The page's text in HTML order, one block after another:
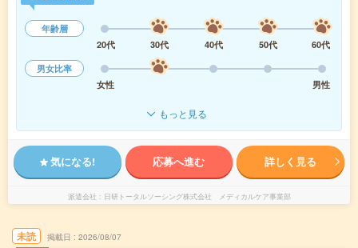
年齢層
20代
30代 40代 50代
60代
男女比率
女性
男性
もっと見る
気になる! 応募へ進む 詳しく見る
派遣会社 日研トータルソーシング株式会社 メディカルケア事業部
未読 掲載日 2026/08/07